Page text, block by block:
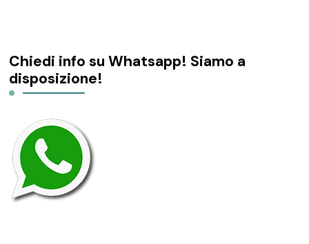
Chiedi info su Whatsapp! Siamo a
disposizione!